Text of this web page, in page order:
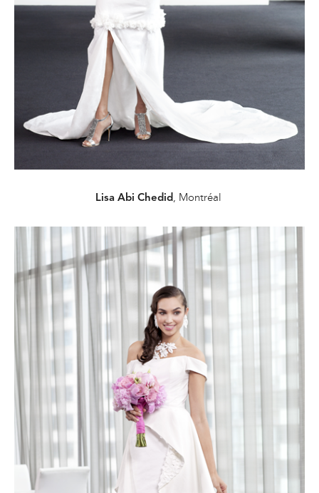
Lisa Abi Chedid, Montréal